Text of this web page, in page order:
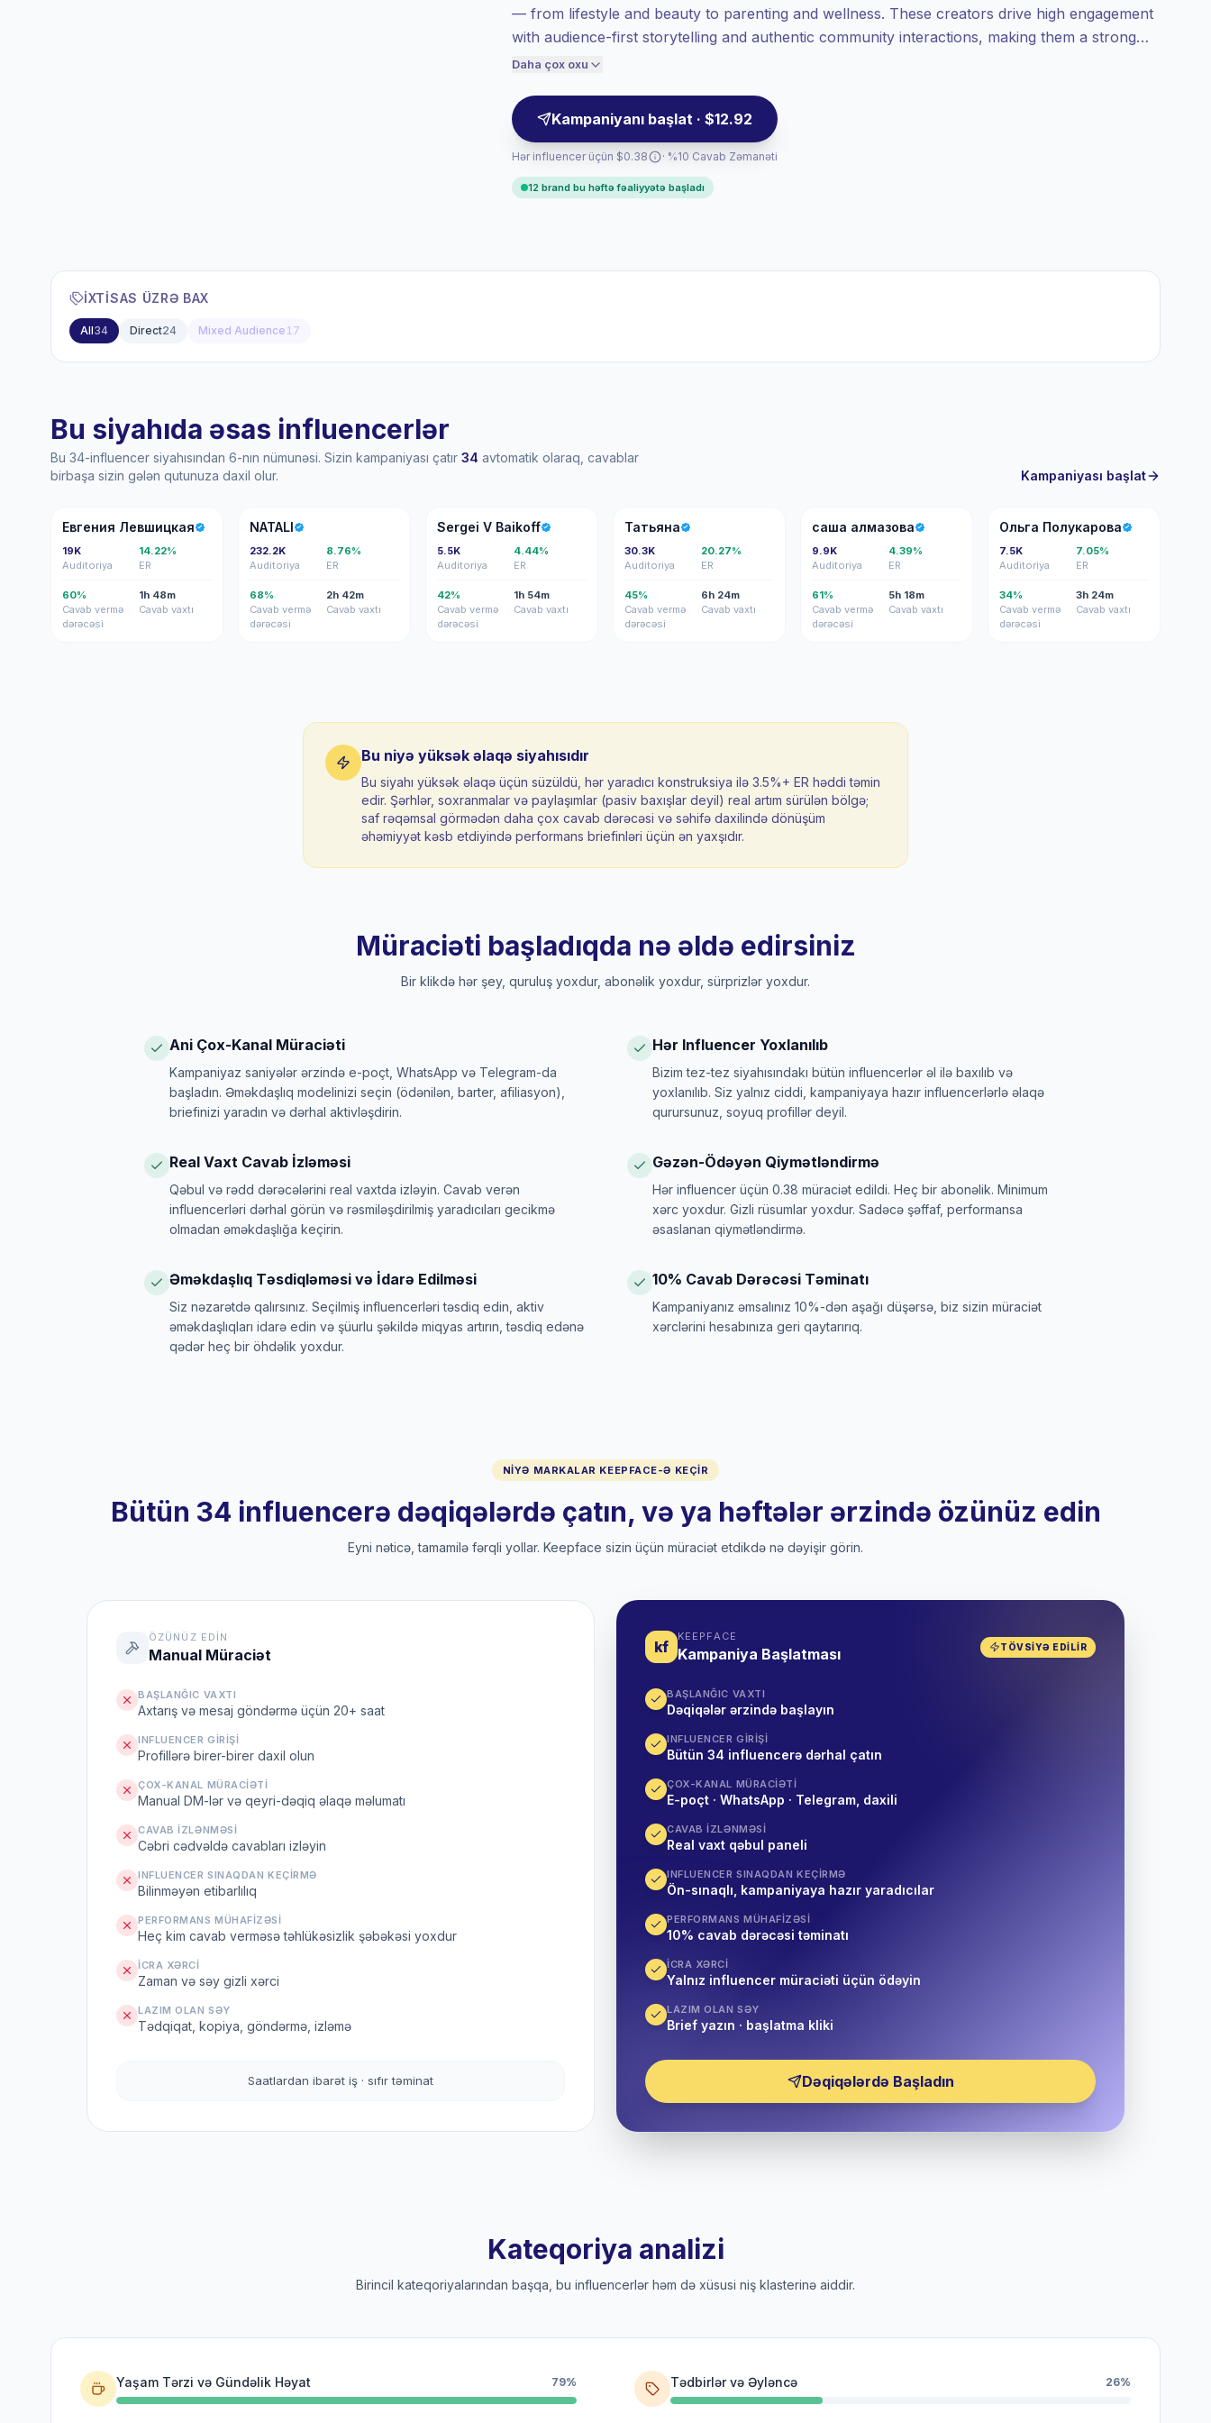
— from lifestyle and beauty to parenting and wellness. These creators drive high engagement
with audience-first storytelling and authentic community interactions, making them a strong
match for brands targeting women. Campaign-ready with verified engagement.
Daha çox oxu
Kampaniyanı başlat · $12.92
Hər influencer üçün $0.38
Yüksəkdərəcəli engagement
(11.6% orta
ER), cəmləşən auditoriyalar daha yaxşı
uyğun qiymət təyin edirik.
· %10 Cavab Zəmanəti
12 brand bu həftə fəaliyyətə başladı
İXTISAS ÜZRƏ BAX
All34 Direct24 Mixed Audience 17
Bu siyahıda əsas influencerlər
Bu 34-influencer siyahısından 6-nın nümunəsi. Sizin kampaniyası çatır 34 avtomatik olaraq, cavablar
birbaşa sizin gələn qutunuza daxil olur.
Kampaniyası başlat
ЕЛ
Евгения Левшицкая
19K
Auditoriya
14.22%
ER
60%
Cavab vermə
dərəcəsi
1h 48m
Cavab vaxtı
N
NATALI
232.2K
Auditoriya
8.76%
ER
68%
Cavab vermə
dərəcəsi
2h 42m
Cavab vaxtı
SV
Sergei V Baikoff
5.5K
Auditoriya
4.44%
ER
42%
Cavab vermə
dərəcəsi
1h 54m
Cavab vaxtı
Т
Татьяна
30.3K
Auditoriya
20.27%
ER
45%
Cavab vermə
dərəcəsi
6h 24m
Cavab vaxtı
СА
саша алмазова
9.9K
Auditoriya
4.39%
ER
61%
Cavab vermə
dərəcəsi
5h 18m
Cavab vaxtı
ОП
Ольга Полукарова
7.5K
Auditoriya
7.05%
ER
34%
Cavab vermə
dərəcəsi
3h 24m
Cavab vaxtı
Bu niyə yüksək əlaqə siyahısıdır
Bu siyahı yüksək əlaqə üçün süzüldü, hər yaradıcı konstruksiya ilə 3.5%+ ER həddi təmin
edir. Şərhlər, sохranmalar və paylaşımlar (pasiv baxışlar deyil) real artım sürülən bölgə;
saf rəqəmsal görmədən daha çox cavab dərəcəsi və səhifə daxilində dönüşüm
əhəmiyyət kəsb etdiyində performans briefinləri üçün ən yaxşıdır.
Müraciəti başladıqda nə əldə edirsiniz
Bir klikdə hər şey, quruluş yoxdur, abonəlik yoxdur, sürprizlər yoxdur.
Ani Çox-Kanal Müraciəti
Kampaniyaz saniyələr ərzində e-poçt, WhatsApp və Telegram-da
başladın. Əməkdaşlıq modelinizi seçin (ödənilən, barter, afiliasyon),
briefinizi yaradın və dərhal aktivləşdirin.
Hər Influencer Yoxlanılıb
Bizim tez-tez siyahısındakı bütün influencerlər əl ilə baxılıb və
yoxlanılıb. Siz yalnız ciddi, kampaniyaya hazır influencerlərlə əlaqə
qurursunuz, soyuq profillər deyil.
Real Vaxt Cavab İzləməsi
Qəbul və rədd dərəcələrini real vaxtda izləyin. Cavab verən
influencerləri dərhal görün və rəsmiləşdirilmiş yaradıcıları gecikmə
olmadan əməkdaşlığa keçirin.
Gəzən-Ödəyən Qiymətləndirmə
Hər influencer üçün 0.38 müraciət edildi. Heç bir abonəlik. Minimum
xərc yoxdur. Gizli rüsumlar yoxdur. Sadəcə şəffaf, performansa
əsaslanan qiymətləndirmə.
Əməkdaşlıq Təsdiqləməsi və İdarə Edilməsi
Siz nəzarətdə qalırsınız. Seçilmiş influencerləri təsdiq edin, aktiv
əməkdaşlıqları idarə edin və şüurlu şəkildə miqyas artırın, təsdiq edənə
qədər heç bir öhdəlik yoxdur.
10% Cavab Dərəcəsi Təminatı
Kampaniyanız əmsalınız 10%-dən aşağı düşərsə, biz sizin müraciət
xərclərini hesabınıza geri qaytarırıq.
NIYƏ MARKALAR KEEPFACE-Ə KEÇIR
Bütün 34 influencerə dəqiqələrdə çatın, və ya həftələr ərzində özünüz edin
Eyni nəticə, tamamilə fərqli yollar. Keepface sizin üçün müraciət etdikdə nə dəyişir görin.
kf
KEEPFACE
Kampaniya Başlatması TÖVSIYƏ EDILIR
BAŞLANĞIC VAXTI
Dəqiqələr ərzində başlayın
INFLUENCER GIRIŞI
Bütün 34 influencerə dərhal çatın
ÇOX-KANAL MÜRACIƏTI
E-poçt · WhatsApp · Telegram, daxili
CAVAB IZLƏNMƏSI
Real vaxt qəbul paneli
INFLUENCER SINAQDAN KEÇIRMƏ
Ön-sınaqlı, kampaniyaya hazır yaradıcılar
PERFORMANS MÜHAFIZƏSI
10% cavab dərəcəsi təminatı
İCRA XƏRCI
Yalnız influencer müraciəti üçün ödəyin
LAZIM OLAN SƏY
Brief yazın · başlatma kliki
Dəqiqələrdə Başladın
ÖZÜNÜZ EDIN
Manual Müraciət
BAŞLANĞIC VAXTI
Axtarış və mesaj göndərmə üçün 20+ saat
INFLUENCER GIRIŞI
Profillərə birer-birer daxil olun
ÇOX-KANAL MÜRACIƏTI
Manual DM-lər və qeyri-dəqiq əlaqə məlumatı
CAVAB IZLƏNMƏSI
Cəbri cədvəldə cavabları izləyin
INFLUENCER SINAQDAN KEÇIRMƏ
Bilinməyən etibarlılıq
PERFORMANS MÜHAFIZƏSI
Heç kim cavab verməsə təhlükəsizlik şəbəkəsi yoxdur
İCRA XƏRCI
Zaman və səy gizli xərci
LAZIM OLAN SƏY
Tədqiqat, kopiya, göndərmə, izləmə
Saatlardan ibarət iş · sıfır təminat
Kateqoriya analizi
Birincil kateqoriyalarından başqa, bu influencerlər həm də xüsusi niş klasterinə aiddir.
Yaşam Tərzi və Gündəlik Həyat 79% Tədbirlər və Əyləncə 26%